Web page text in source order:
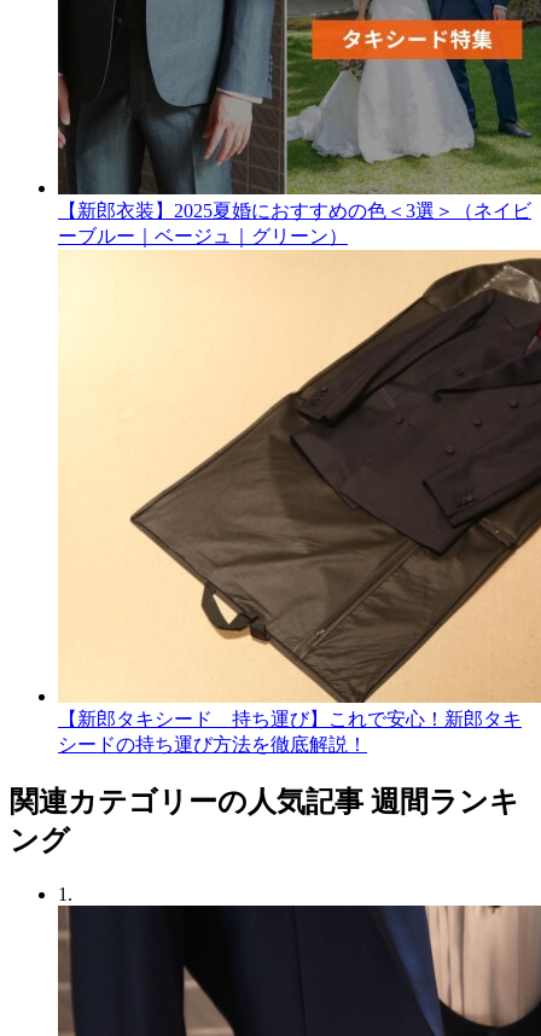
【新郎衣装】2025夏婚におすすめの色＜3選＞（ネイビ
ーブルー｜ベージュ｜グリーン）
【新郎タキシード 持ち運び】これで安心！新郎タキ
シードの持ち運び方法を徹底解説！
関連カテゴリーの人気記事 週間ランキ
ング
1.